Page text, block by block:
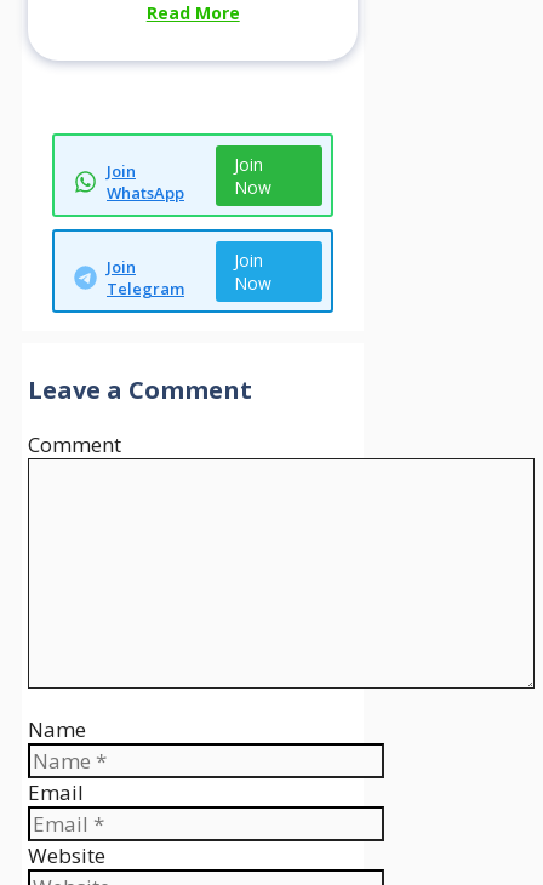
Read More
Join
WhatsApp
Join
Now
Join
Telegram
Join
Now
Leave a Comment
Comment
Name
Email
Website